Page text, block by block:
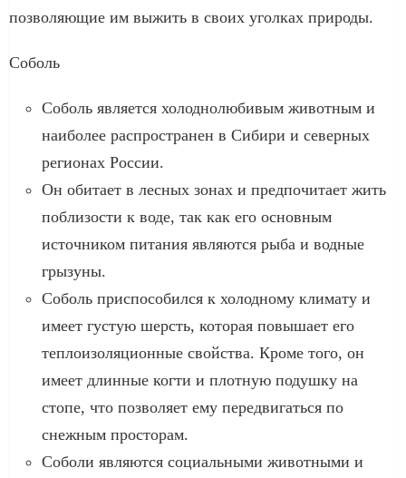
позволяющие им выжить в своих уголках природы.
Соболь
Соболь является холоднолюбивым животным и
наиболее распространен в Сибири и северных
регионах России.
Он обитает в лесных зонах и предпочитает жить
поблизости к воде, так как его основным
источником питания являются рыба и водные
грызуны.
Соболь приспособился к холодному климату и
имеет густую шерсть, которая повышает его
теплоизоляционные свойства. Кроме того, он
имеет длинные когти и плотную подушку на
стопе, что позволяет ему передвигаться по
снежным просторам.
Соболи являются социальными животными и